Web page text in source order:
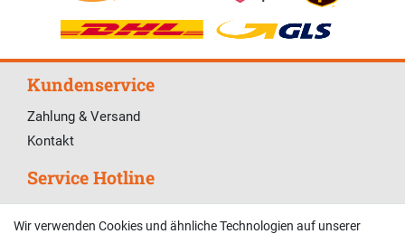
Kundenservice
Zahlung & Versand
Kontakt
Service Hotline
Telefonische Unterstützung und Beratung unter:
Wir verwenden Cookies und ähnliche Technologien auf unserer